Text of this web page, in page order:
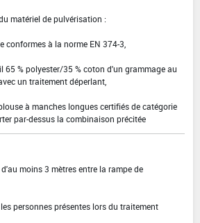
matériel de pulvérisation :
conformes à la norme EN 374-3,
65 % polyester/35 % coton d'un grammage au
un traitement déperlant,
à manches longues certifiés de catégorie
par-dessus la combinaison précitée
moins 3 mètres entre la rampe de
personnes présentes lors du traitement